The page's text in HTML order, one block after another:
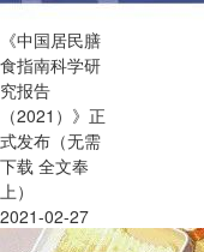
《中国居民膳
食指南科学研
究报告
（2021）》正
式发布（无需
下载 全文奉
上）
2021-02-27